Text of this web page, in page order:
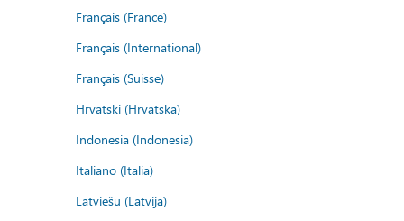
Français (France)
Français (International)
Français (Suisse)
Hrvatski (Hrvatska)
Indonesia (Indonesia)
Italiano (Italia)
Latviešu (Latvija)